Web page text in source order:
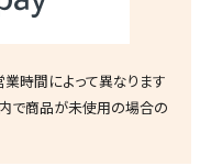
時間によって異なります
で商品が未使用の場合の